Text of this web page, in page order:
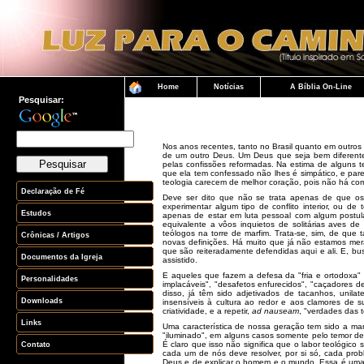
Pesquisar:
Nos anos recentes, tanto no Brasil quanto em
de um outro Deus. Um Deus que seja bem
pelas confissões reformadas. Na estima de alguns
que ela tem confessado não lhes é simpático, e
teologia carecem de melhor coração, pois não há
Deve ser dito que não se trata apenas de que
experimentar algum tipo de conflito interior, ou
apenas de estar em luta pessoal com algum
equivalente a vôos inquietos de solitárias aves de
teólogos na torre de marfim. Trata-se, sim, de que
novas definições. Há muito que já não estamos
que são reiteradamente defendidas aqui e ali. E,
assistido.
E aqueles que fazem a defesa da "fria e
implacáveis", "desafetos enfurecidos", "caçadores
disso, já têm sido adjetivados de tacanhos,
insensíveis à cultura ao redor e aos clamores de
criatividade, e a repetir, ad nauseam , "verdades das
Uma característica de nossa geração tem sido a
"iluminado", em alguns casos somente pelo temor
É claro que isso não significa que o labor teológico
cada um de nós deve resolver, por si só, cada
Deus e de explicar o homem e o mundo. Essa é